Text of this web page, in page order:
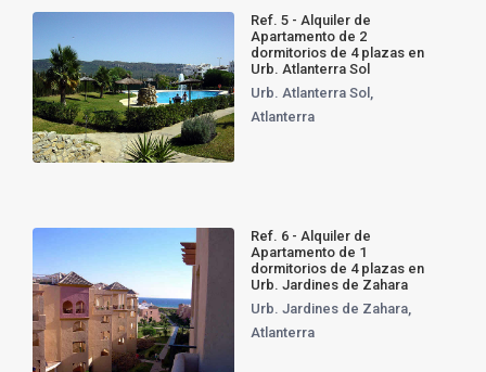
Ref. 5 - Alquiler de
Apartamento de 2
dormitorios de 4 plazas en
Urb. Atlanterra Sol
Urb. Atlanterra Sol
Atlanterra
Ref. 6 - Alquiler de
Apartamento de 1
dormitorios de 4 plazas en
Urb. Jardines de Zahara
Urb. Jardines de Zahara,
Atlanterra
Alquiler